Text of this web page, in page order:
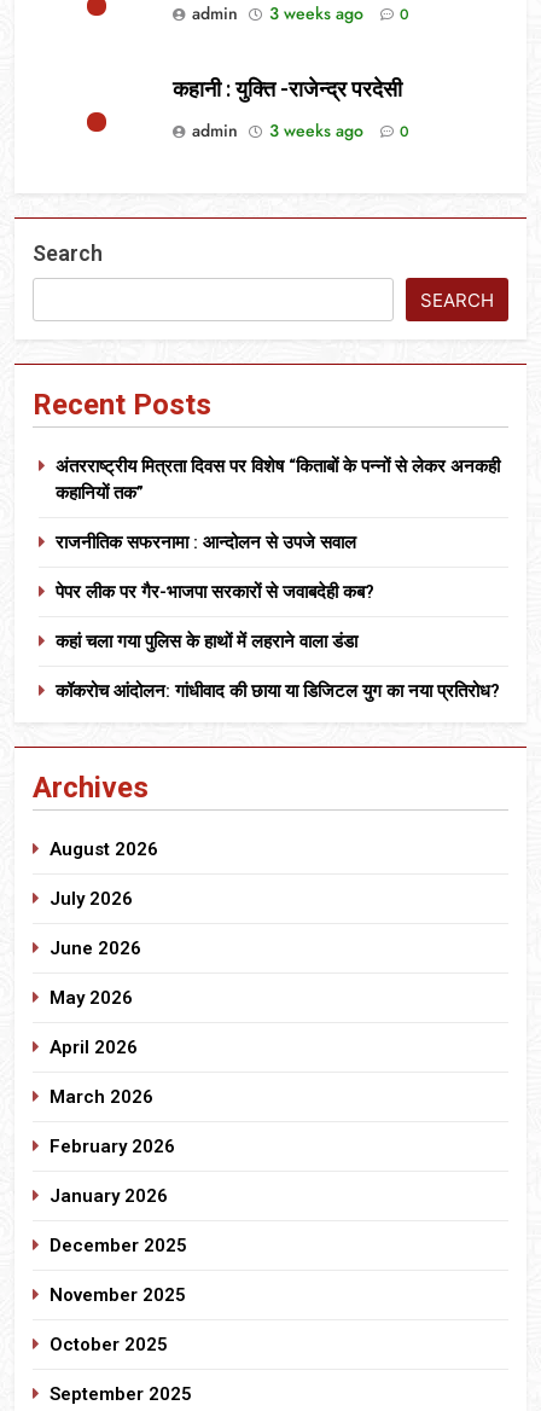
admin
3 weeks ago 0
कहानी : युक्ति -राजेन्द्र परदेसी
admin
3 weeks ago 0
Search
SEARCH
Recent Posts
अंतरराष्ट्रीय मित्रता दिवस पर विशेष “किताबों के पन्नों से लेकर अनकही
कहानियों तक”
राजनीतिक सफरनामा : आन्दोलन से उपजे सवाल
पेपर लीक पर गैर-भाजपा सरकारों से जवाबदेही कब?
कहां चला गया पुलिस के हाथों में लहराने वाला डंडा
कॉकरोच आंदोलन: गांधीवाद की छाया या डिजिटल युग का नया प्रतिरोध?
Archives
August 2026
July 2026
June 2026
May 2026
April 2026
March 2026
February 2026
January 2026
December 2025
November 2025
October 2025
September 2025